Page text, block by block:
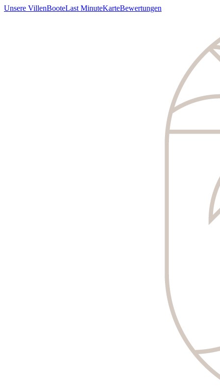
Unsere VillenBooteLast MinuteKarteBewertungen